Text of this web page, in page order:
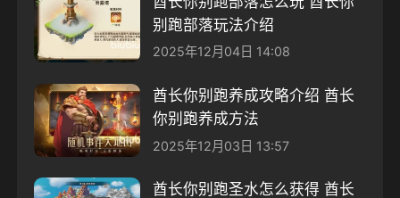
别跑部落玩法介绍
2025年12月04日 14:08
酋长你别跑养成攻略介绍 酋长
你别跑养成方法
2025年12月03日 13:57
酋长你别跑圣水怎么获得 酋长